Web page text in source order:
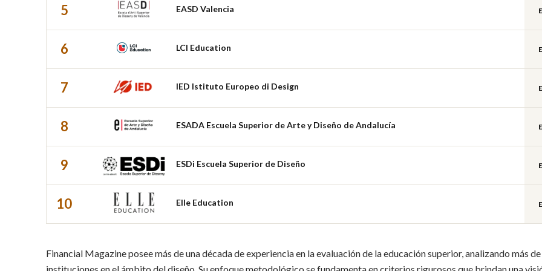
5 EASD Valencia
6 LCI Education
7 IED Istituto Europeo di Design
8 ESADA Escuela Superior de Arte y Diseño de Andalucía
9 ESDi Escuela Superior de Diseño
10 Elle Education
Financial Magazine posee más de una década de experiencia en la evaluación de la educación superior, analizando más
instituciones en el ámbito del diseño. Su enfoque metodológico se fundamenta en criterios rigurosos que brindan una